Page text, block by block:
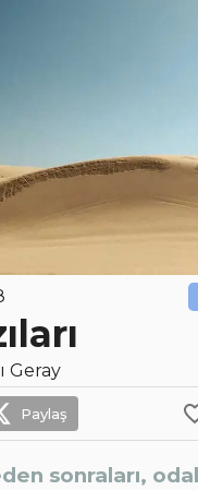
Geray
Paylaş
sonraları,